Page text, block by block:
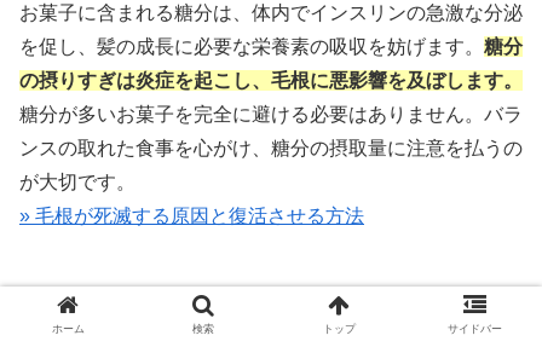
お菓子に含まれる糖分は、体内でインスリンの急激な分泌
を促し、髪の成長に必要な栄養素の吸収を妨げます。 糖分
の摂りすぎは炎症を起こし、毛根に悪影響を及ぼします。
糖分が多いお菓子を完全に避ける必要はありません。バラ
ンスの取れた食事を心がけ、糖分の摂取量に注意を払うの
が大切です。
» 毛根が死滅する原因と復活させる方法
髪にいい食べ物に関するよくある疑問
ホーム 検索 トップ サイドバー